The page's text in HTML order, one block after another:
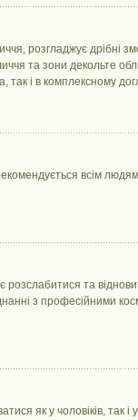
розгладжує дрібні
та зони декольте
так і в комплексному
всім
та
з професійними
як у чоловіків, так